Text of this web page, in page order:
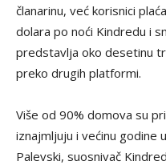
članarinu, već korisnici
dolara po noći Kindredu i
predstavlja oko desetinu
preko drugih platformi.
Više od 90% domova su
iznajmljuju i većinu godine
Palevski, suosnivač